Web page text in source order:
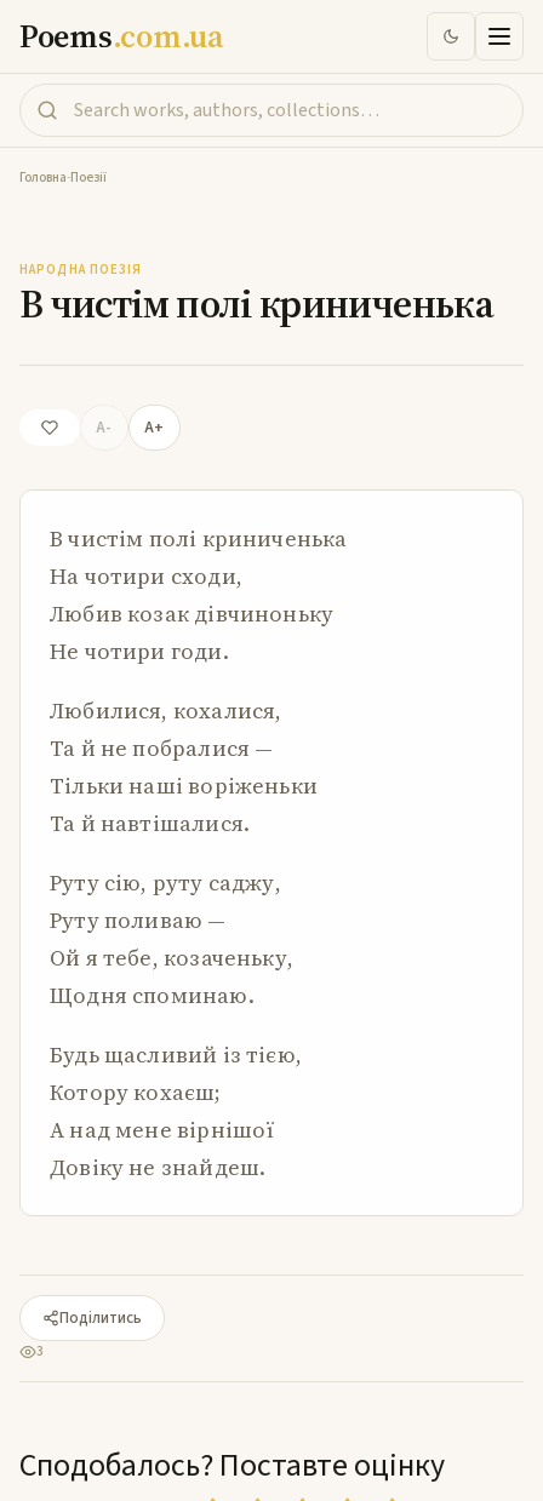
Poems.com.ua
Головна-Поезії
НАРОДНА ПОЕЗІЯ
В чистім полі криниченька
A- A+
В чистім полі криниченька
На чотири сходи,
Любив козак дівчиноньку
Не чотири годи.
Любилися, кохалися,
Та й не побралися —
Тільки наші воріженьки
Та й навтішалися.
Руту сію, руту саджу,
Руту поливаю —
Ой я тебе, козаченьку,
Щодня споминаю.
Будь щасливий із тією,
Котору кохаєш;
А над мене вірнішої
Довіку не знайдеш.
Поділитись
3
Сподобалось? Поставте оцінку